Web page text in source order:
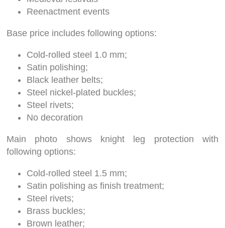
Reenactment events
Base price includes following options:
Cold-rolled steel 1.0 mm;
Satin polishing;
Black leather belts;
Steel nickel-plated buckles;
Steel rivets;
No decoration
Main photo shows knight leg protection with
following options:
Cold-rolled steel 1.5 mm;
Satin polishing as finish treatment;
Steel rivets;
Brass buckles;
Brown leather;